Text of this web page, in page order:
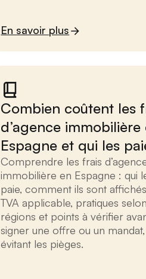
En savoir plus
Combien coûtent les
d’agence immobilière
Espagne et qui les
Comprendre les frais
immobilière en Espagne : qui
paie, comment ils sont
TVA applicable, pratiques
régions et points à vérifier
signer une offre ou un
évitant les pièges.